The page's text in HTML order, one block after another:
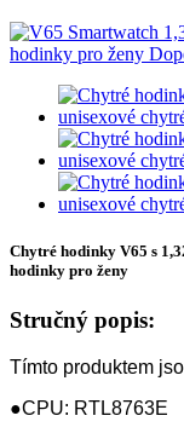
Chytré hodinky V65 s
hodinky pro ženy
Stručný popis:
Tímto produktem
●CPU: RTL8763E